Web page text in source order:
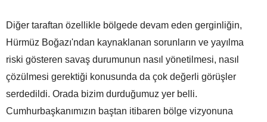
Diğer taraftan özellikle bölgede devam eden gerginliğin,
Hürmüz Boğazı'ndan kaynaklanan sorunların ve yayılma
riski gösteren savaş durumunun nasıl yönetilmesi, nasıl
çözülmesi gerektiği konusunda da çok değerli görüşler
serdedildi. Orada bizim durduğumuz yer belli.
Cumhurbaşkanımızın baştan itibaren bölge vizyonuna